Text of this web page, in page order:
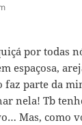
por todas
espaçosa,
faz parte da
nela! Tb
Mas, como